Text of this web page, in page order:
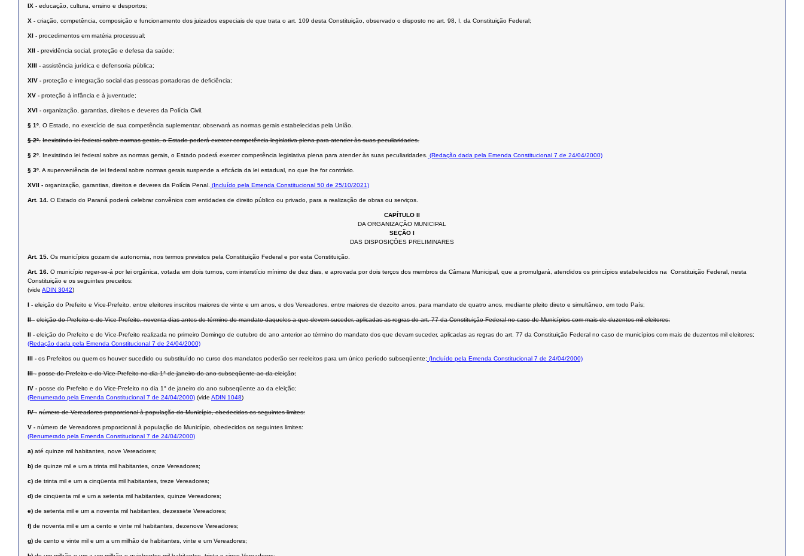
IX - educação, cultura, ensino e desportos;
X - criação, competência, composição e funcionamento dos juizados especiais de que trata o art. 109 desta Constituição, observado o disposto no art. 98, I, da Constituição Federal;
XI - procedimentos em matéria processual;
XII - previdência social, proteção e defesa da saúde;
XIII - assistência jurídica e defensoria pública;
XIV - proteção e integração social das pessoas portadoras de deﬁciência;
XV - proteção à infância e à juventude;
XVI - organização, garantias, direitos e deveres da Polícia Civil.
§ 1º. O Estado, no exercício de sua competência suplementar, observará as normas gerais estabelecidas pela União.
§ 2º. Inexistindo lei federal sobre normas gerais, o Estado poderá exercer competência legislativa plena para atender às suas peculiaridades.
§ 2º. Inexistindo lei federal sobre as normas gerais, o Estado poderá exercer competência legislativa plena para atender às suas peculiaridades. (Redação dada pela Emenda Constitucional 7 de 24/04/2000)
§ 3º. A superveniência de lei federal sobre normas gerais suspende a eﬁcácia da lei estadual, no que lhe for contrário.
XVII - organização, garantias, direitos e deveres da Polícia Penal. (Incluído pela Emenda Constitucional 50 de 25/10/2021)
Art. 14. O Estado do Paraná poderá celebrar convênios com entidades de direito público ou privado, para a realização de obras ou serviços.
CAPÍTULO II
DA ORGANIZAÇÃO MUNICIPAL
SEÇÃO I
DAS DISPOSIÇÕES PRELIMINARES
Art. 15. Os municípios gozam de autonomia, nos termos previstos pela Constituição Federal e por esta Constituição.
Art. 16. O município reger-se-á por lei orgânica, votada em dois turnos, com interstício mínimo de dez dias, e aprovada por dois terços dos membros da Câmara Municipal, que a promulgará, atendidos os princípios estabelecidos na Constituição Federal, nesta
Constituição e os seguintes preceitos:
(vide ADIN 3042)
I - eleição do Prefeito e Vice-Prefeito, entre eleitores inscritos maiores de vinte e um anos, e dos Vereadores, entre maiores de dezoito anos, para mandato de quatro anos, mediante pleito direto e simultâneo, em todo País;
II - eleição do Prefeito e do Vice-Prefeito, noventa dias antes do término do mandato daqueles a que devem suceder, aplicadas as regras do art. 77 da Constituição Federal no caso de Municípios com mais de duzentos mil eleitores;
II - eleição do Prefeito e do Vice-Prefeito realizada no primeiro Domingo de outubro do ano anterior ao término do mandato dos que devam suceder, aplicadas as regras do art. 77 da Constituição Federal no caso de municípios com mais de duzentos mil eleitores;
(Redação dada pela Emenda Constitucional 7 de 24/04/2000)
III - os Prefeitos ou quem os houver sucedido ou substituído no curso dos mandatos poderão ser reeleitos para um único período subseqüente; (Incluído pela Emenda Constitucional 7 de 24/04/2000)
III - posse do Prefeito e do Vice-Prefeito no dia 1° de janeiro do ano subseqüente ao da eleição;
IV - posse do Prefeito e do Vice-Prefeito no dia 1° de janeiro do ano subseqüente ao da eleição;
(Renumerado pela Emenda Constitucional 7 de 24/04/2000) (vide ADIN 1048)
IV - número de Vereadores proporcional à população do Município, obedecidos os seguintes limites:
V - número de Vereadores proporcional à população do Município, obedecidos os seguintes limites:
(Renumerado pela Emenda Constitucional 7 de 24/04/2000)
a) até quinze mil habitantes, nove Vereadores;
b) de quinze mil e um a trinta mil habitantes, onze Vereadores;
c) de trinta mil e um a cinqüenta mil habitantes, treze Vereadores;
d) de cinqüenta mil e um a setenta mil habitantes, quinze Vereadores;
e) de setenta mil e um a noventa mil habitantes, dezessete Vereadores;
f) de noventa mil e um a cento e vinte mil habitantes, dezenove Vereadores;
g) de cento e vinte mil e um a um milhão de habitantes, vinte e um Vereadores;